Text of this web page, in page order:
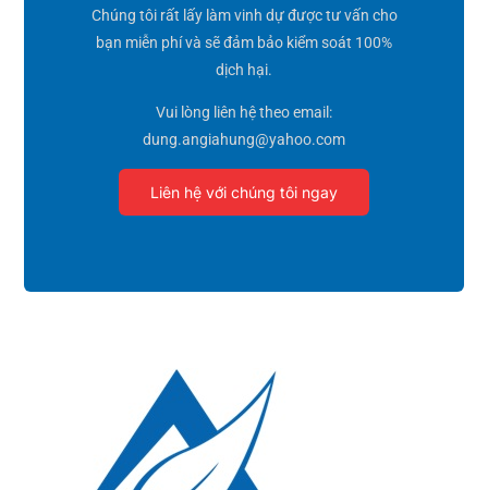
Chúng tôi rất lấy làm vinh dự được tư vấn cho
bạn miễn phí và sẽ đảm bảo kiểm soát 100%
dịch hại.
Vui lòng liên hệ theo email:
dung.angiahung@yahoo.com
Liên hệ với chúng tôi ngay